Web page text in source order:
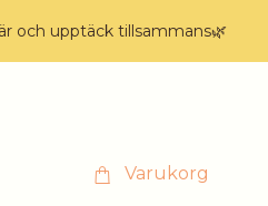
och upptäck tillsammans🌿
Varukorg